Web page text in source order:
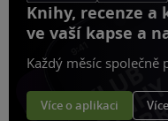
Knihy, recenze a
ve vaší kapse a
Každý měsíc společně
Více o aplikaci